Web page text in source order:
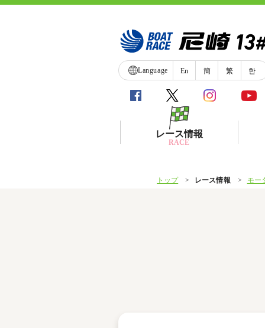
Language En 簡 繁 한
レース情報
RACE
トップ レース情報 モー